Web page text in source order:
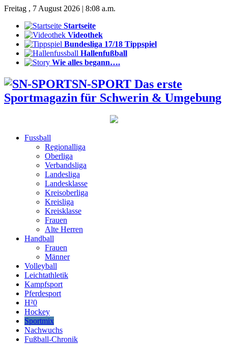
Freitag , 7 August 2026 | 8:08 a.m.
Startseite
Videothek
Bundesliga 17/18 Tippspiel
Hallenfußball
Wie alles begann….
SN-SPORT Das erste
Sportmagazin für Schwerin & Umgebung
Fussball
Regionalliga
Oberliga
Verbandsliga
Landesliga
Landesklasse
Kreisoberliga
Kreisliga
Kreisklasse
Frauen
Alte Herren
Handball
Frauen
Männer
Volleyball
Leichtathletik
Kampfsport
Pferdesport
H²0
Hockey
Sportmix
Nachwuchs
Fußball-Chronik